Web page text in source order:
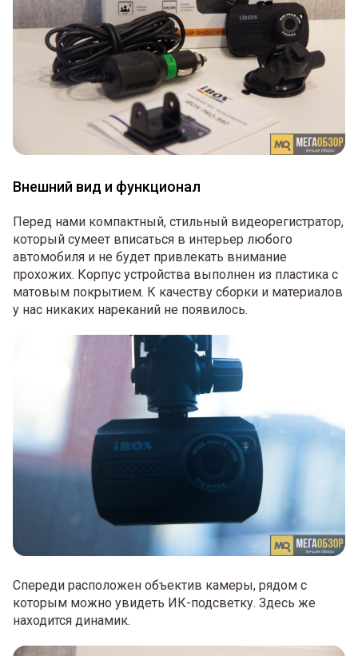
Внешний вид и функционал
Перед нами компактный, стильный видеорегистратор,
который сумеет вписаться в интерьер любого
автомобиля и не будет привлекать внимание
прохожих. Корпус устройства выполнен из пластика с
матовым покрытием. К качеству сборки и материалов
у нас никаких нареканий не появилось.
Спереди расположен объектив камеры, рядом с
которым можно увидеть ИК-подсветку. Здесь же
находится динамик.